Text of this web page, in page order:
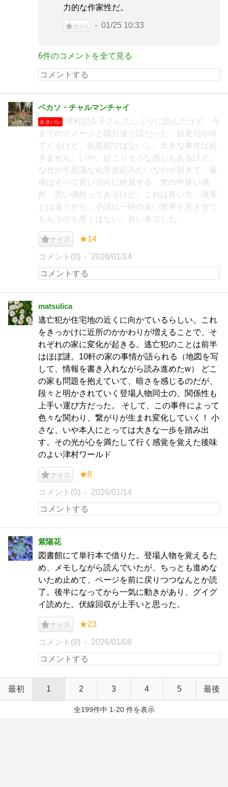
力的な作家性だ。
ナイス 01/25 10:33
6件のコメントを全て見る
ペカソ・チャルマンチャイ
ネタバレ
津村記久子さん久しぶりに読んだけど、今
までのイメージと随分違う話だった。脱走氾が出
てくるけど、凶悪犯ではないし、大きな事件は起
きません。いや、起こりそうな感じもあるけど、
なぜか不思議な化学反応みたいなのが起きて、最
後はすべて良い方向に終息する。世の中良い偶
然、悪い偶然ってあるけど、これは良い方。現実
とは違うから、小説に一時の良い世界を見させて
もらうのも悪くはない。良い本でした。
ナイス ★14
コメント(0) 2026/01/14
matsulica
逃亡犯が住宅地の近くに向かているらしい。これ
をきっかけに近所のかかわりが増えることで、そ
れぞれの家に変化が起きる。逃亡犯のことは前半
はほぼ謎。10軒の家の事情が語られる（地図を写
して、情報を書き入れながら読み進めたw） どこ
の家も問題を抱えていて、暗さを感じるのだが、
段々と明かされていく登場人物同士の、関係性も
上手い運び方だった。 そして、この事件によって
色々な関わり、繋がりが生まれ変化していく！ 小
さな、いや本人にとっては大きな一歩を踏み出
す。その光が心を満たして行く感覚を覚えた後味
のよい津村ワールド
ナイス ★8
コメント(0) 2026/01/14
紫陽花
図書館にて単行本で借りた。登場人物を覚えるた
め、メモしながら読んでいたが、ちっとも進めな
いため止めて、ページを前に戻りつつなんとか読
了。後半になってから一気に動きがあり、グイグ
イ読めた。伏線回収が上手いと思った。
ナイス ★23
コメント(0) 2026/01/08
最初 1 2 3 4 5 最後
全199件中 1-20 件を表示